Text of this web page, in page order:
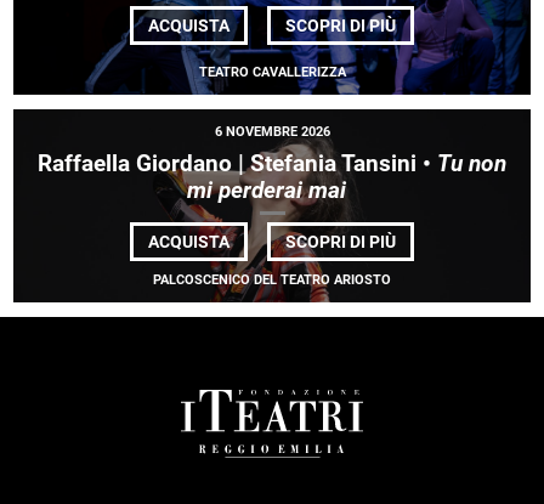
ACQUISTA SCOPRI DI PIÙDI
EQUILIBRIO
DINAMICO |
(LA)HORDE
TEATRO CAVALLERIZZA
6 NOVEMBRE 2026
Raffaella Giordano | Stefania Tansini • Tu non
mi perderai mai
ACQUISTA SCOPRI DI PIÙDI
RAFFAELLA
TANSINI •
PALCOSCENICO DEL TEATRO ARIOSTO